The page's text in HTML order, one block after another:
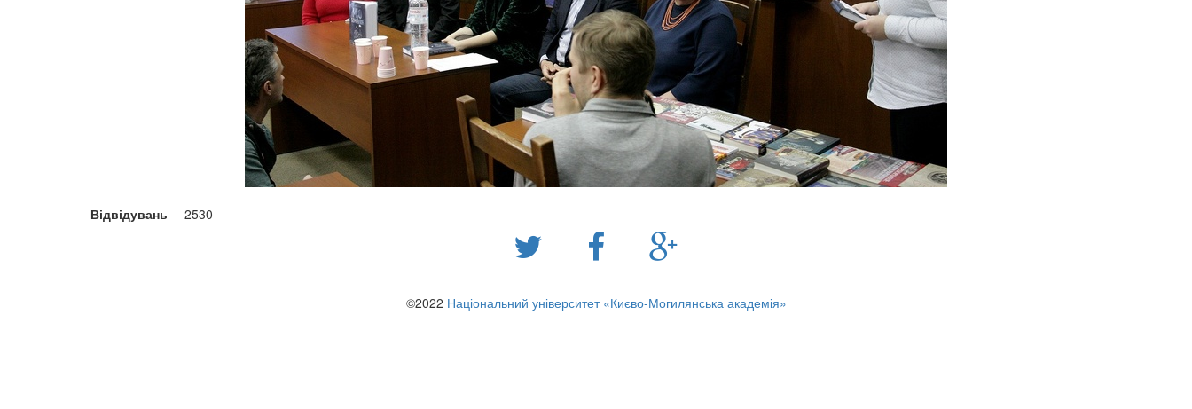
Відвідувань 2530
©2022 Національний університет «Києво-Могилянська академія»